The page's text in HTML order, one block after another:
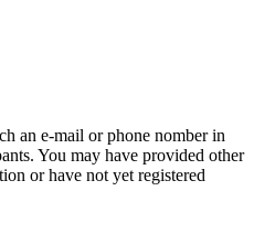
an e-mail or phone nomber in
You may have provided other
or have not yet registered